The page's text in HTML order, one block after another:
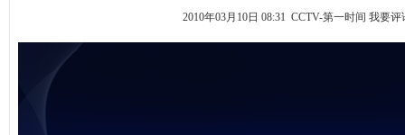
2010年03月10日 08:31 CCTV-第一时间 我要评